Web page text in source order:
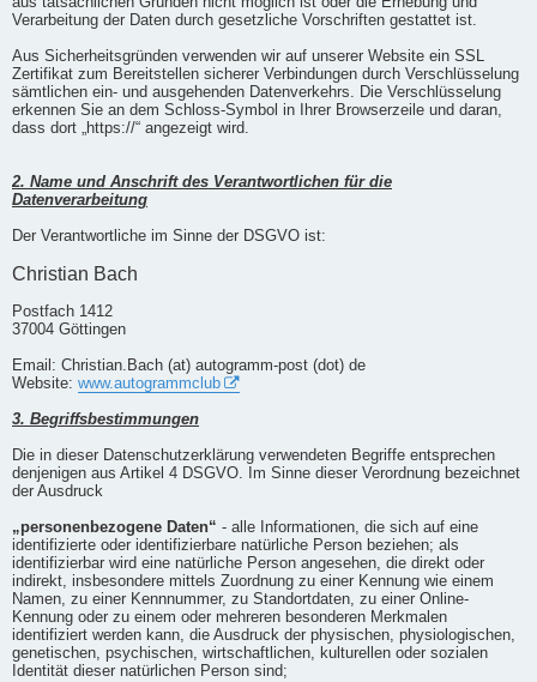
Verarbeitung der Daten durch gesetzliche Vorschriften gestattet ist.
Aus Sicherheitsgründen verwenden wir auf unserer Website ein SSL
Zertifikat zum Bereitstellen sicherer Verbindungen durch Verschlüsselung
sämtlichen ein- und ausgehenden Datenverkehrs. Die Verschlüsselung
erkennen Sie an dem Schloss-Symbol in Ihrer Browserzeile und daran,
dass dort „https://“ angezeigt wird.
2. Name und Anschrift des Verantwortlichen für die
Datenverarbeitung
Der Verantwortliche im Sinne der DSGVO ist:
Christian Bach
Postfach 1412
37004 Göttingen
Email: Christian.Bach (at) autogramm-post (dot) de
Website: www.autogrammclub
3. Begriffsbestimmungen
Die in dieser Datenschutzerklärung verwendeten Begriffe entsprechen
denjenigen aus Artikel 4 DSGVO. Im Sinne dieser Verordnung bezeichnet
der Ausdruck
„personenbezogene Daten“ - alle Informationen, die sich auf eine
identifizierte oder identifizierbare natürliche Person beziehen; als
identifizierbar wird eine natürliche Person angesehen, die direkt oder
indirekt, insbesondere mittels Zuordnung zu einer Kennung wie einem
Namen, zu einer Kennnummer, zu Standortdaten, zu einer Online-
Kennung oder zu einem oder mehreren besonderen Merkmalen
identifiziert werden kann, die Ausdruck der physischen, physiologischen,
genetischen, psychischen, wirtschaftlichen, kulturellen oder sozialen
Identität dieser natürlichen Person sind;